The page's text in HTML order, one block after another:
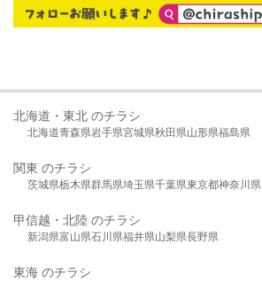
北海道・東北 のチラシ
北海道青森県岩手県宮城県秋田県山形県福島県
関東 のチラシ
茨城県栃木県群馬県埼玉県千葉県東京都神奈川県
甲信越・北陸 のチラシ
新潟県富山県石川県福井県山梨県長野県
東海 のチラシ